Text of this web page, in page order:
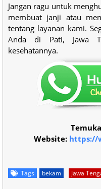
Jangan ragu untuk
membuat janji atau
tentang layanan kami.
Anda di Pati, Jawa
kesehatannya.
Website: https://
Tags bekam Jawa